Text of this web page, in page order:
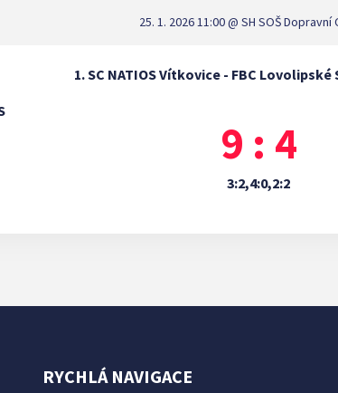
25. 1. 2026 11:00@ SH SOŠ Dopravní
1. SC NATIOS Vítkovice - FBC Lovolipské
9 : 4
3:2,4:0,2:2
RYCHLÁ NAVIGACE